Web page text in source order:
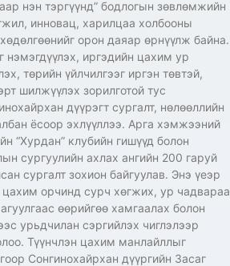
нэн тэргүүнд” бодлогын зөвлөмжийн
инновац, харилцаа холбооны
орон даяар өрнүүлж байна.
нэмэгдүүлэх, иргэдийн цахим ур
төрийн үйлчилгээг иргэн төвтэй,
шилжүүлэх зорилготой тус
дүүрэгт сургалт, нөлөөллийн
ёсоор эхлүүллээ. Арга хэмжээний
“Хурдан” клубийн гишүүд болон
сургуулийн ахлах ангийн 200 гаруй
сургалт зохион байгуулав. Энэ үеэр
цахим орчинд сурч хөгжих, ур чадвараа
өөрийгөө хамгаалах болон
урьдчилан сэргийлэх чиглэлээр
Түүнчлэн цахим манлайллыг
Сонгинохайрхан дүүргийн Засаг